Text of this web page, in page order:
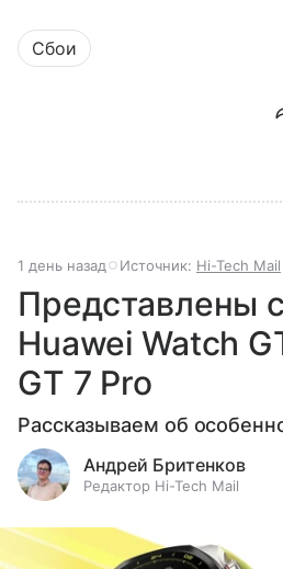
Сбои
1 день назад Источник: Hi-Tech Mail
Представлены
Huawei Watch
GT 7 Pro
Рассказываем об
Андрей Бритенков
Редактор Hi-Tech Mail